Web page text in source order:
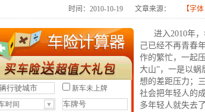
时间：2010-10-19 文章来源： 【字体
进入2010年
己已经不再青春
作的繁忙，一起
大山”，一是以
想的差距压力；
社会把年轻人的
多年轻人就失去